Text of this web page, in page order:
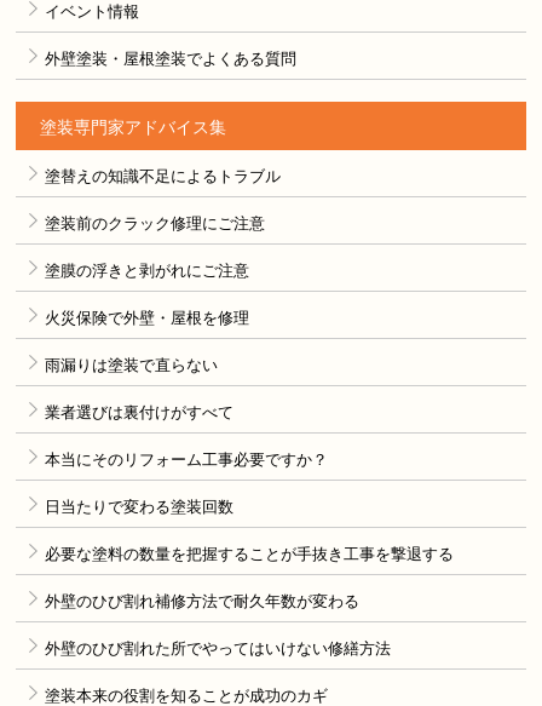
イベント情報
外壁塗装・屋根塗装でよくある質問
塗装専門家アドバイス集
塗替えの知識不足によるトラブル
塗装前のクラック修理にご注意
塗膜の浮きと剥がれにご注意
火災保険で外壁・屋根を修理
雨漏りは塗装で直らない
業者選びは裏付けがすべて
本当にそのリフォーム工事必要ですか？
日当たりで変わる塗装回数
必要な塗料の数量を把握することが手抜き工事を撃退する
外壁のひび割れ補修方法で耐久年数が変わる
外壁のひび割れた所でやってはいけない修繕方法
塗装本来の役割を知ることが成功のカギ